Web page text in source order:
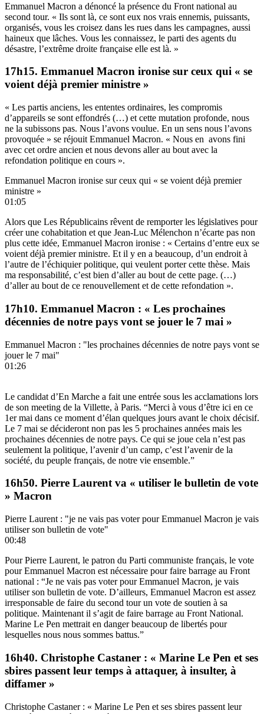
Emmanuel Macron a dénoncé la présence du Front national au
second tour. « Ils sont là, ce sont eux nos vrais ennemis, puissants,
organisés, vous les croisez dans les rues dans les campagnes, aussi
haineux que lâches. Vous les connaissez, le parti des agents du
désastre, l’extrême droite française elle est là. »
17h15. Emmanuel Macron ironise sur ceux qui « se
voient déjà premier ministre »
« Les partis anciens, les ententes ordinaires, les compromis
d’appareils se sont effondrés (…) et cette mutation profonde, nous
ne la subissons pas. Nous l’avons voulue. En un sens nous l’avons
provoquée » se réjouit Emmanuel Macron. « Nous en avons fini
avec cet ordre ancien et nous devons aller au bout avec la
refondation politique en cours ».
Emmanuel Macron ironise sur ceux qui « se voient déjà premier
ministre »
01:05
Alors que Les Républicains rêvent de remporter les législatives pour
créer une cohabitation et que Jean-Luc Mélenchon n’écarte pas non
plus cette idée, Emmanuel Macron ironise : « Certains d’entre eux se
voient déjà premier ministre. Et il y en a beaucoup, d’un endroit à
l’autre de l’échiquier politique, qui veulent porter cette thèse. Mais
ma responsabilité, c’est bien d’aller au bout de cette page. (…)
d’aller au bout de ce renouvellement et de cette refondation ».
17h10. Emmanuel Macron : « Les prochaines
décennies de notre pays vont se jouer le 7 mai »
Emmanuel Macron : "les prochaines décennies de notre pays vont se
jouer le 7 mai"
01:26
Le candidat d’En Marche a fait une entrée sous les acclamations lors
de son meeting de la Villette, à Paris. “Merci à vous d’être ici en ce
1er mai dans ce moment d’élan quelques jours avant le choix décisif.
Le 7 mai se décideront non pas les 5 prochaines années mais les
prochaines décennies de notre pays. Ce qui se joue cela n’est pas
seulement la politique, l’avenir d’un camp, c’est l’avenir de la
société, du peuple français, de notre vie ensemble.”
16h50. Pierre Laurent va « utiliser le bulletin de vote
» Macron
Pierre Laurent : "je ne vais pas voter pour Emmanuel Macron je vais
utiliser son bulletin de vote"
00:48
Pour Pierre Laurent, le patron du Parti communiste français, le vote
pour Emmanuel Macron est nécessaire pour faire barrage au Front
national : “Je ne vais pas voter pour Emmanuel Macron, je vais
utiliser son bulletin de vote. D’ailleurs, Emmanuel Macron est assez
irresponsable de faire du second tour un vote de soutien à sa
politique. Maintenant il s’agit de faire barrage au Front National.
Marine Le Pen mettrait en danger beaucoup de libertés pour
lesquelles nous nous sommes battus.”
16h40. Christophe Castaner : « Marine Le Pen et ses
sbires passent leur temps à attaquer, à insulter, à
diffamer »
Christophe Castaner : « Marine Le Pen et ses sbires passent leur